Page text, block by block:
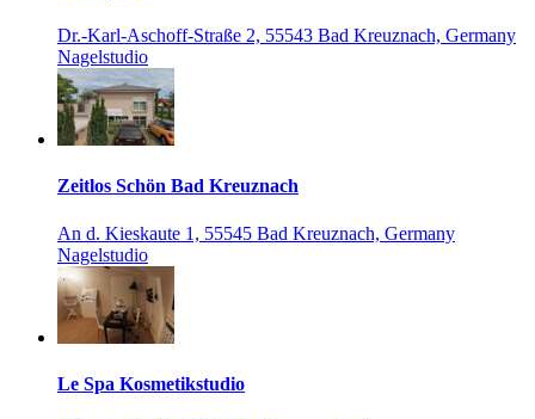
Dr.-Karl-Aschoff-Straße 2, 55543 Bad Kreuznach, Germany
Nagelstudio
Zeitlos Schön Bad Kreuznach
An d. Kieskaute 1, 55545 Bad Kreuznach, Germany
Nagelstudio
Le Spa Kosmetikstudio